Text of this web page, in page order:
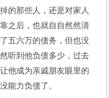
的那些人，还是对家人
之后，也就自自然然清
五六万的债务，但也没
听到他负债多少，过去
他成为亲戚朋友眼里的
能力负债了。